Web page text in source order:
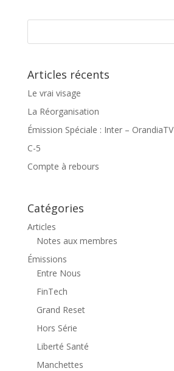
Articles récents
Le vrai visage
La Réorganisation
Émission Spéciale : Inter – OrandiaTV
C-5
Compte à rebours
Catégories
Articles
Notes aux membres
Émissions
Entre Nous
FinTech
Grand Reset
Hors Série
Liberté Santé
Manchettes